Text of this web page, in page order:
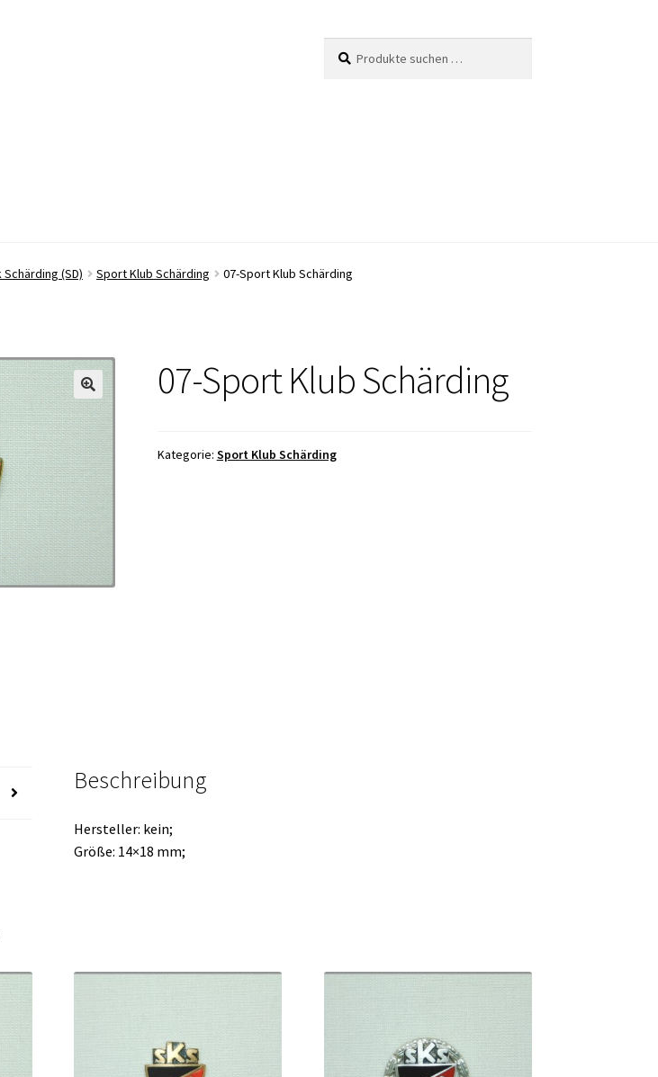
nach:
(SD) Sport Klub Schärding 07-Sport Klub Schärding
07-Sport Klub Schärding
Kategorie: Sport Klub Schärding
Beschreibung
Hersteller: kein;
Größe: 14×18 mm;